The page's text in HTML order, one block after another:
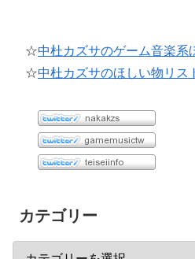
☆中杜カズサのゲーム音楽系
☆中杜カズサのほしい物リス
カテゴリー